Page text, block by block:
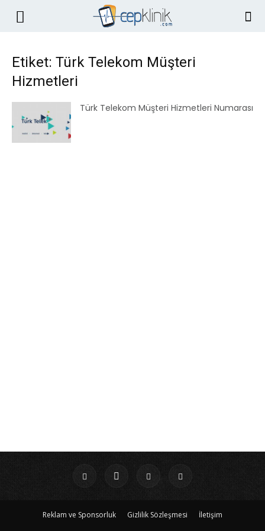
Etiket: Türk Telekom Müşteri
Hizmetleri
Türk Telekom Müşteri Hizmetleri Numarası
Reklam ve Sponsorluk Gizlilik Sözleşmesi İletişim